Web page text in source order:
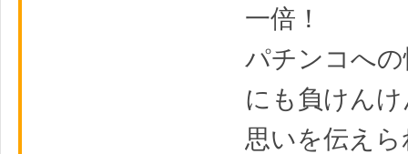
一倍！
パチンコへ
にも負けん
思いを伝え